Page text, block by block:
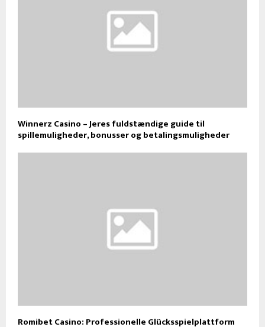
Winnerz Casino – Jeres fuldstændige guide til
spillemuligheder, bonusser og betalingsmuligheder
Romibet Casino: Professionelle Glücksspielplattform